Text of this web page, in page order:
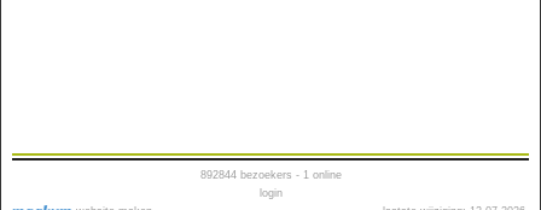
892844bezoekers - 1 online
login